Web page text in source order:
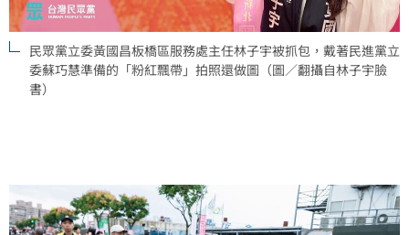
民眾黨立委黃國昌板橋區服務處主任林子宇被抓包，戴著民進黨立
委蘇巧慧準備的「粉紅飄帶」拍照還做圖（圖／翻攝自林子宇臉
書）